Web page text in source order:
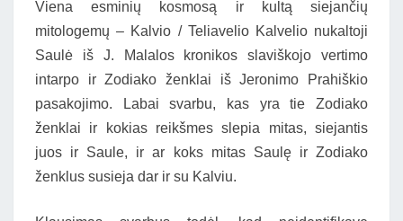
Viena esminių kosmosą ir kultą siejančių
mitologemų – Kalvio / Teliavelio Kalvelio nukaltoji
Saulė iš J. Malalos kronikos slaviškojo vertimo
intarpo ir Zodiako ženklai iš Jeronimo Prahiškio
pasakojimo. Labai svarbu, kas yra tie Zodiako
ženklai ir kokias reikšmes slepia mitas, siejantis
juos ir Saule, ir ar koks mitas Saulę ir Zodiako
ženklus susieja dar ir su Kalviu.